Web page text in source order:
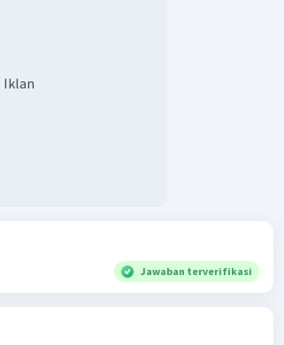
Iklan
Jawaban terverifikasi